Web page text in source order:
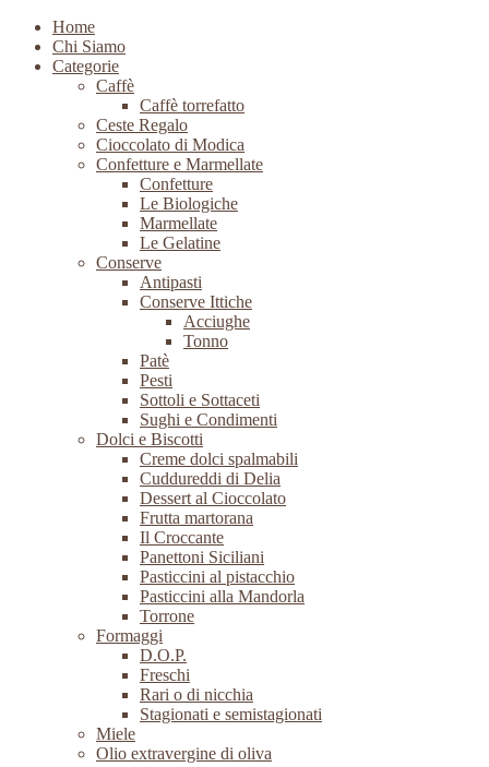
Home
Chi Siamo
Categorie
Caffè
Caffè torrefatto
Ceste Regalo
Cioccolato di Modica
Confetture e Marmellate
Confetture
Le Biologiche
Marmellate
Le Gelatine
Conserve
Antipasti
Conserve Ittiche
Acciughe
Tonno
Patè
Pesti
Sottoli e Sottaceti
Sughi e Condimenti
Dolci e Biscotti
Creme dolci spalmabili
Cuddureddi di Delia
Dessert al Cioccolato
Frutta martorana
Il Croccante
Panettoni Siciliani
Pasticcini al pistacchio
Pasticcini alla Mandorla
Torrone
Formaggi
D.O.P.
Freschi
Rari o di nicchia
Stagionati e semistagionati
Miele
Olio extravergine di oliva